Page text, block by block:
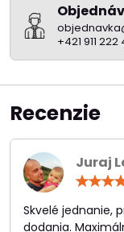
+421 911 222
Recenzie
Juraj
Skvelé jednanie,
dodania.